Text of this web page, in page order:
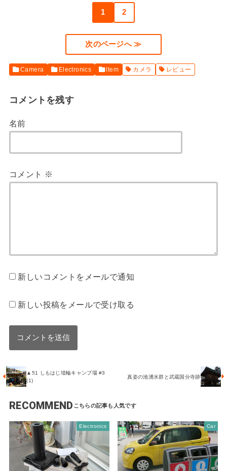
1 2
次のページへ ≫
Camera Electronics Item カメラ レビュー
コメントを残す
名前
コメント ※
新しいコメントをメールで通知
新しい投稿をメールで受け取る
▲51 しもはじ埴輪キャンプ場 #3
(1)
真姿の池湧水群と武蔵国分寺跡
RECOMMEND
Electronics Car